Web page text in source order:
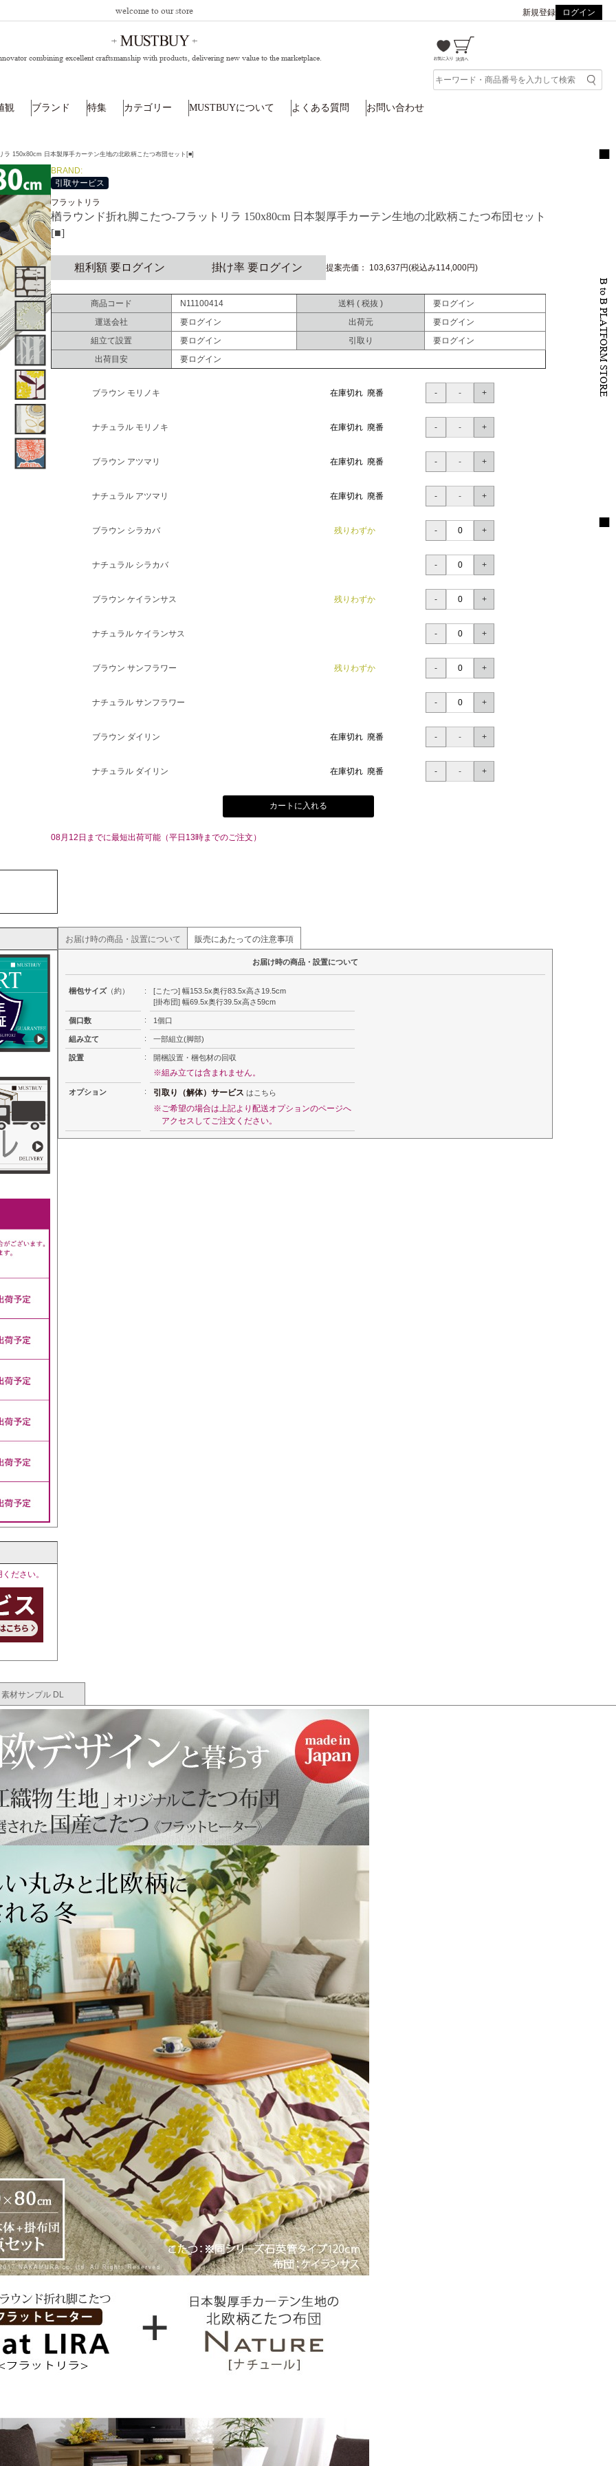
welcome to our store 新規登録 ログイン
combining excellent craftsmanship with products,delivering new value to the marketplace.
観 ブランド 特集 カテゴリー MUSTBUYについて よくある質問 お問い合わせ
ラ 150x80cm 日本製厚手カーテン生地の北欧柄こたつ布団セット[■]
BRAND:
引取サービス
フラットリラ
楢ラウンド折れ脚こたつ-フラットリラ 150x80cm 日本製厚手カーテン生地の北欧柄こたつ布団セット
[■]
粗利額 要ログイン 掛け率 要ログイン 提案売価： 103,637円(税込み114,000円)
商品コード N11100414 送料 ( 税抜 )
要ログイン
運送会社
要ログイン 出荷元
要ログイン
組立て設置
要ログイン 引取り
要ログイン
出荷目安
要ログイン
ブラウン モリノキ 在庫切れ 廃番
ナチュラル モリノキ 在庫切れ 廃番
ブラウン アツマリ 在庫切れ 廃番
ナチュラル アツマリ 在庫切れ 廃番
ブラウン シラカバ 残りわずか
ナチュラル シラカバ
ブラウン ケイランサス 残りわずか
ナチュラル ケイランサス
ブラウン サンフラワー 残りわずか
ナチュラル サンフラワー
ブラウン ダイリン 在庫切れ 廃番
ナチュラル ダイリン 在庫切れ 廃番
カートに入れる
08月12日までに最短出荷可能（平日13時までのご注文）
ださい。
お届け時の商品・設置について 販売にあたっての注意事項
お届け時の商品・設置について
梱包サイズ（約） :
[こたつ] 幅153.5x奥行83.5x高さ19.5cm
[掛布団] 幅69.5x奥行39.5x高さ59cm
個口数 : 1個口
組み立て : 一部組立(脚部)
設置 : 開梱設置・梱包材の回収
※組み立ては含まれません。
オプション : 引取り（解体）サービス はこちら
※ご希望の場合は上記より配送オプションのページへ
アクセスしてご注文ください。
素材サンプル DL
B to B PLATFORM STORE